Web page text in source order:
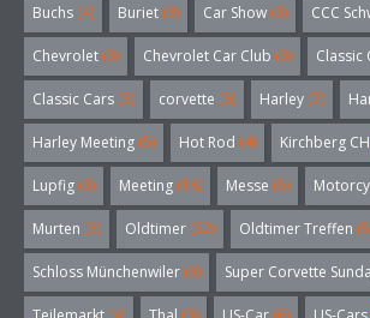
Buchs (4) Buriet (3) Car Show (3) CCC
Chevrolet (3) Chevrolet Car Club (3) Classic
Classic Cars (3) corvette (6) Harley (7)
Harley Meeting (5) Hot Rod (4) Kirchberg CH
Lupfig (3) Meeting (18) Messe (5)
Murten (3) Oldtimer (32) Oldtimer Treffen
Schloss Münchenwiler (3) Super Corvette